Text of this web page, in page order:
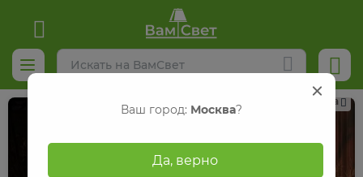
Реклама
Ваш город: Москва?
Да, верно